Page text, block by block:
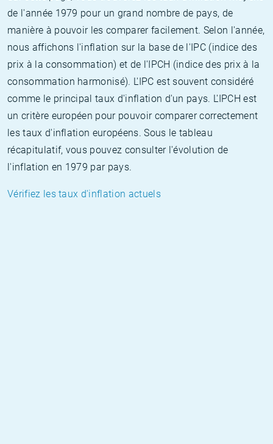
de l'année 1979 pour un grand nombre de pays, de
manière à pouvoir les comparer facilement. Selon l'année,
nous affichons l'inflation sur la base de l'IPC (indice des
prix à la consommation) et de l'IPCH (indice des prix à la
consommation harmonisé). L'IPC est souvent considéré
comme le principal taux d'inflation d'un pays. L'IPCH est
un critère européen pour pouvoir comparer correctement
les taux d'inflation européens. Sous le tableau
récapitulatif, vous pouvez consulter l'évolution de
l'inflation en 1979 par pays.
Vérifiez les taux d'inflation actuels